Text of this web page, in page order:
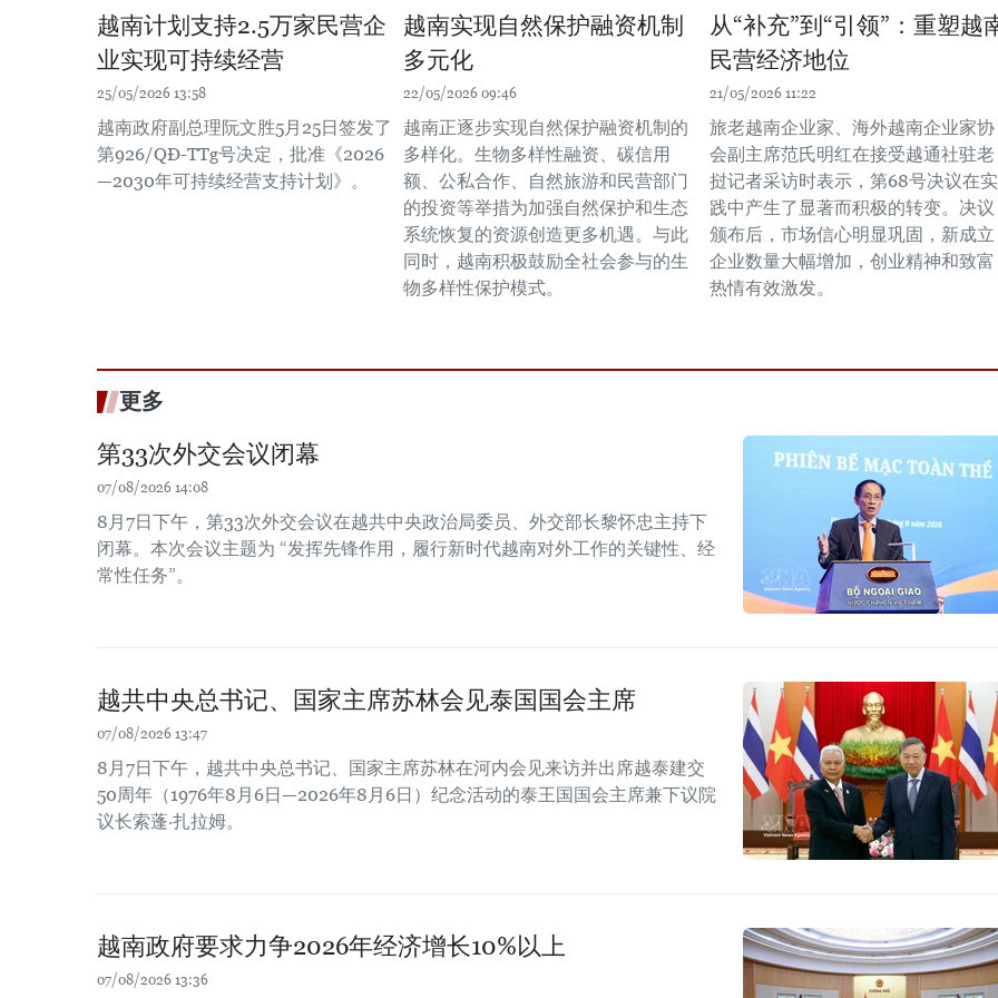
越南计划支持2.5万家民营企
业实现可持续经营
25/05/2026 13:58
越南政府副总理阮文胜5月25日签发了
第926/QĐ-TTg号决定，批准《2026
—2030年可持续经营支持计划》。
越南实现自然保护融资机制
多元化
22/05/2026 09:46
越南正逐步实现自然保护融资机制的
多样化。生物多样性融资、碳信用
额、公私合作、自然旅游和民营部门
的投资等举措为加强自然保护和生态
系统恢复的资源创造更多机遇。与此
同时，越南积极鼓励全社会参与的生
物多样性保护模式。
从“补充”到“引领”：重塑越
民营经济地位
21/05/2026 11:22
旅老越南企业家、海外越南企业家协
会副主席范氏明红在接受越通社驻老
挝记者采访时表示，第68号决议在实
践中产生了显著而积极的转变。决议
颁布后，市场信心明显巩固，新成立
企业数量大幅增加，创业精神和致富
热情有效激发。
更多
第33次外交会议闭幕
07/08/2026 14:08
8月7日下午，第33次外交会议在越共中央政治局委员、外交部长黎怀忠主持下
闭幕。本次会议主题为 “发挥先锋作用，履行新时代越南对外工作的关键性、经
常性任务”。
越共中央总书记、国家主席苏林会见泰国国会主席
07/08/2026 13:47
8月7日下午，越共中央总书记、国家主席苏林在河内会见来访并出席越泰建交
50周年（1976年8月6日—2026年8月6日）纪念活动的泰王国国会主席兼下议院
议长索蓬·扎拉姆。
越南政府要求力争2026年经济增长10%以上
07/08/2026 13:36